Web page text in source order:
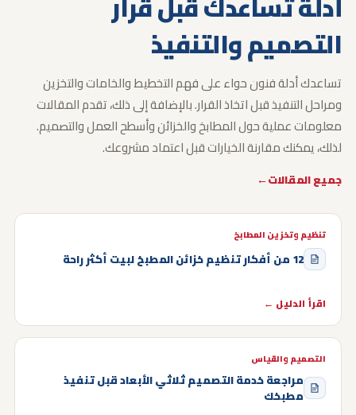
التصميم والتنفيذ
تساعدك أدلة فنون حواء على فهم التخطيط والخامات والتخزين
ومراحل التنفيذ قبل اتخاذ القرار.بالإضافة إلى ذلك، تقدم المقالات
معلومات عملية حول المطابخ والخزائن وأسطح العمل والتصميم.
لذلك، يمكنك مقارنة الخيارات قبل اعتماد مشروعك.
جميع المقالات
تنظيم وتخزين المطابخ
12 من أفكار تنظيم خزائن المطبخ لبيت أكثر راحة
اقرأ الدليل ←
التصميم والقياس
مراجعة خدمة التصميم ثلاثي الأبعاد قبل تنفيذ
مطبخك